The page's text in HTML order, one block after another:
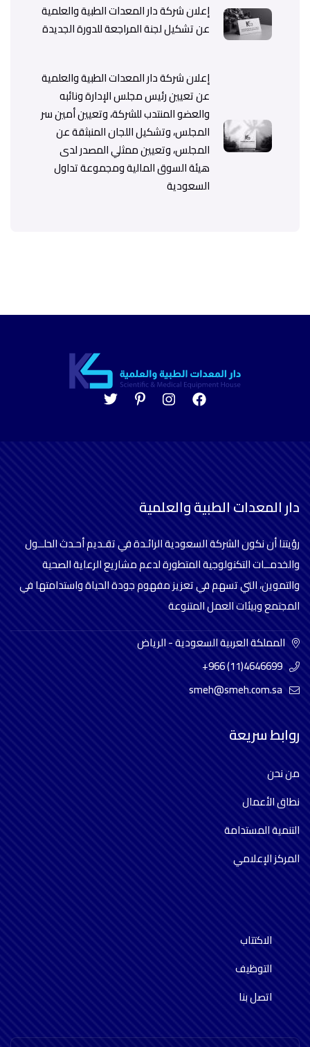
إعلان شركة دار المعدات الطبية والعلمية
عن تشكيل لجنة المراجعة للدورة الجديدة
إعلان شركة دار المعدات الطبية والعلمية
عن تعيين رئيس مجلس الإدارة ونائبه
والعضو المنتدب للشركة، وتعيين أمين سر
المجلس، وتشكيل اللجان المنبثقة عن
المجلس، وتعيين ممثلي المصدر لدى
هيئة السوق المالية ومجموعة تداول
السعودية
دار المعدات الطبية والعلمية
رؤيتنا أن نكون الشركة السعودية الرائـدة في تقـديم أحـدث الحلــول
والخدمــات التكنولوجية المتطورة لدعم مشاريع الرعاية الصحية
والتموين، التي تسهم في تعزيز مفهوم جودة الحياة واستدامتها في
المجتمع وبيئات العمل المتنوعة
المملكة العربية السعودية - الرياض
+966 (11)4646699
smeh@smeh.com.sa
روابط سريعة
من نحن
نطاق الأعمال
التنمية المستدامة
المركز الإعلامي
الاكتتاب
التوظيف
اتصل بنا